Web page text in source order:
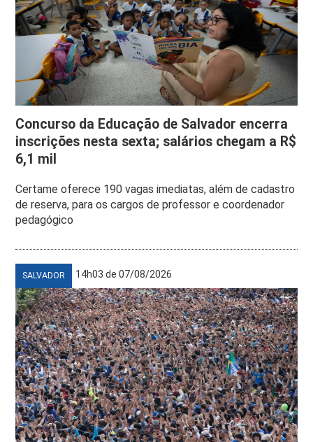
Concurso da Educação de Salvador encerra
inscrições nesta sexta; salários chegam a R$
6,1 mil
Certame oferece 190 vagas imediatas, além de cadastro
de reserva, para os cargos de professor e coordenador
pedagógico
SALVADOR 14h03 de 07/08/2026